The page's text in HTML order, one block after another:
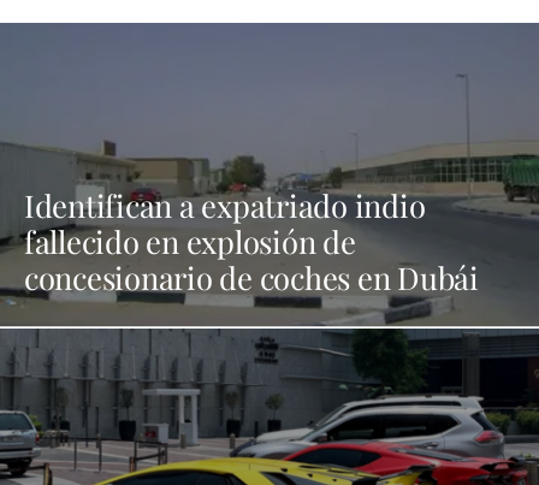
Identifican a expatriado indio
fallecido en explosión de
concesionario de coches en Dubái